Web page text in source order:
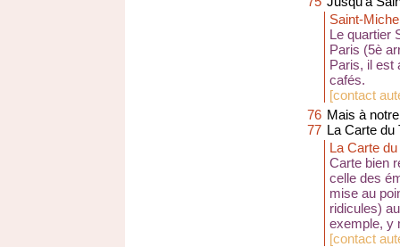
Saint-
Le quartier
Paris (5è
Paris, il est
cafés.
[contact
76 Mais à
77 La Carte du
La Carte du
Carte bien
celle des
mise au
ridicules)
exemple, y
[contact